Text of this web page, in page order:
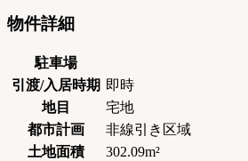
物件詳細
駐車場
引渡/入居時期 即時
地目
宅地
都市計画
非線引き区域
土地面積
302.09m²